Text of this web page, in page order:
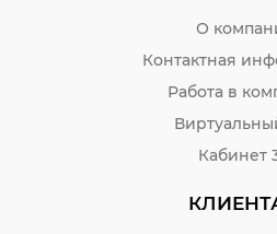
О
Контактная
Работа в
Кабинет